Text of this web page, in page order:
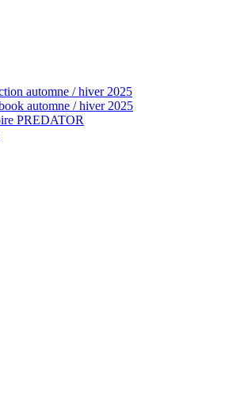
automne / hiver 2025
automne / hiver 2025
PREDATOR